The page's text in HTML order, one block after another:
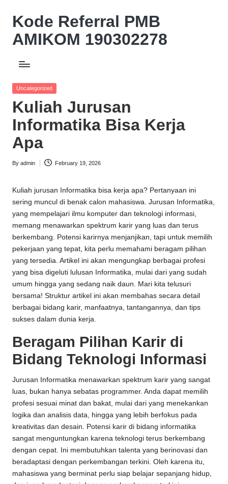
content
Kode Referral PMB
AMIKOM 190302278
Relasi
Potongan
UKT
10%
Posted
Uncategorized
Kuliah Jurusan
Informatika Bisa Kerja
Apa
Posted
By admin February 19, 2026
Kuliah jurusan Informatika bisa kerja apa? Pertanyaan ini
sering muncul di benak calon mahasiswa. Jurusan Informatika,
yang mempelajari ilmu komputer dan teknologi informasi,
memang menawarkan spektrum karir yang luas dan terus
berkembang. Potensi karirnya menjanjikan, tapi untuk memilih
pekerjaan yang tepat, kita perlu memahami beragam pilihan
yang tersedia. Artikel ini akan mengungkap berbagai profesi
yang bisa digeluti lulusan Informatika, mulai dari yang sudah
umum hingga yang sedang naik daun. Mari kita telusuri
bersama! Struktur artikel ini akan membahas secara detail
berbagai bidang karir, manfaatnya, tantangannya, dan tips
sukses dalam dunia kerja.
Beragam Pilihan Karir di
Bidang Teknologi Informasi
Jurusan Informatika menawarkan spektrum karir yang sangat
luas, bukan hanya sebatas programmer. Anda dapat memilih
profesi sesuai minat dan bakat, mulai dari yang menekankan
logika dan analisis data, hingga yang lebih berfokus pada
kreativitas dan desain. Potensi karir di bidang informatika
sangat menguntungkan karena teknologi terus berkembang
dengan cepat. Ini membutuhkan talenta yang berinovasi dan
beradaptasi dengan perkembangan terkini. Oleh karena itu,
mahasiswa yang berminat perlu siap belajar sepanjang hidup,